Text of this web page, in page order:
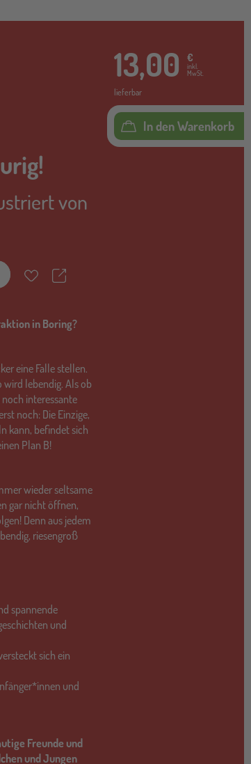
von
MerkzettelTeilen
in Boring?
eine Falle stellen.
wird lebendig. Als ob
interessante
noch: Die Einzige,
kann, befindet sich
Plan B!
wieder seltsame
gar nicht öffnen,
Denn aus jedem
riesengroß
spannende
und
sich ein
und
Freunde und
und Jungen
13,00 €
inkl.
MwSt.
lieferbar
In den Warenkorb